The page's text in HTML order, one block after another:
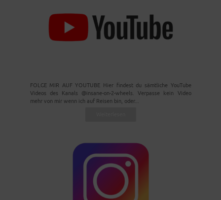
FOLGE MIR AUF YOUTUBE Hier findest du sämtliche YouTube
Videos des Kanals @insane-on-2-wheels. Verpasse kein Video
mehr von mir wenn ich auf Reisen bin, oder...